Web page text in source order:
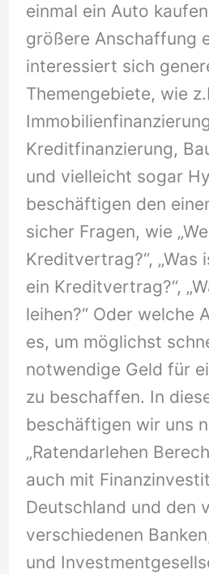
einmal ein Auto
größere Anschaffung
interessiert sich
Themengebiete, wie
Kreditfinanzierung,
und vielleicht sogar
beschäftigen den
sicher Fragen, wie
Kreditvertrag?“, „Was
ein Kreditvertrag?“,
leihen?“ Oder welche
es, um möglichst
notwendige Geld für
zu beschaffen. In
beschäftigen wir uns
„Ratendarlehen
auch mit
Deutschland und den
verschiedenen
und